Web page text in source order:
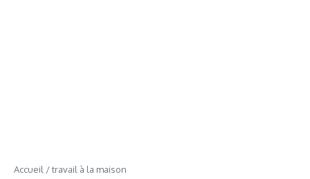
Accueil /travail à la maison